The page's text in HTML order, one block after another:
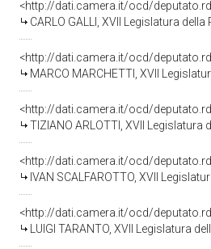
<http://dati.camera.it/ocd/
CARLO GALLI, XVII Legislatura
<http://dati.camera.it/ocd/
MARCO MARCHETTI, XVII
<http://dati.camera.it/ocd/
TIZIANO ARLOTTI, XVII Legislatura
<http://dati.camera.it/ocd/
IVAN SCALFAROTTO, XVII
<http://dati.camera.it/ocd/
LUIGI TARANTO, XVII Legislatura